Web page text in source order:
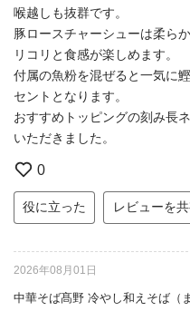
喉越しも抜群です。
豚ロースチャーシューは柔ら
リコリと食感が楽しめます。
付属の魚粉を混ぜると一気に
セントとなります。
おすすめトッピングの刻み長
いただきました。
0
役に立った レビューを
2026年08月01日
中華そば髙野 冷やし和えそば（